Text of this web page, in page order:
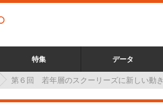
特集 データ
第６回 若年層のスクーリーズに新しい動き